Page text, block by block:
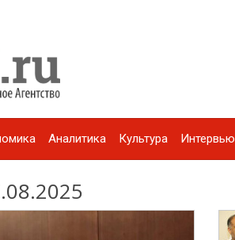
Аналитика Культура Интервью